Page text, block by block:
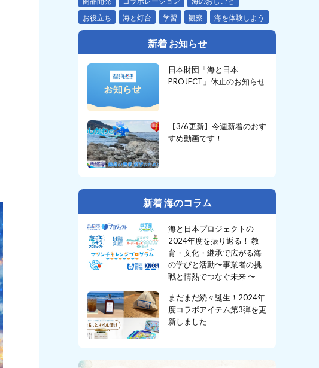
お役立ち
海と灯台 学習 観察 海を体験しよう
新着 お知らせ
日本財団「海と日本
PROJECT」休止のお知らせ
【3/6更新】今週新着のおす
すめ動画です！
新着 海のコラム
海と日本プロジェクトの
2024年度を振り返る！ 教
育・文化・継承で広がる海
の学びと活動〜事業者の挑
戦と情熱でつなぐ未来 〜
まだまだ続々誕生！2024年
度コラボアイテム第3弾を更
新しました